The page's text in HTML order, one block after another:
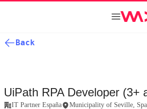
Back
UiPath RPA Developer (3+
IT Partner España Municipality of Seville,